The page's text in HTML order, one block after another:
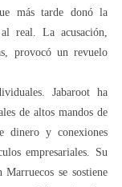
más tarde donó la
real. La acusación,
provocó un revuelo
Jabaroot ha
de altos mandos de
dinero y conexiones
empresariales. Su
se sostiene